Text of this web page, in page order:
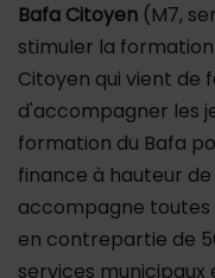
Bafa Citoyen (M7,
stimuler la formation
Citoyen qui vient de
d'accompagner les
formation du Bafa
finance à hauteur
accompagne
en contrepartie de
services